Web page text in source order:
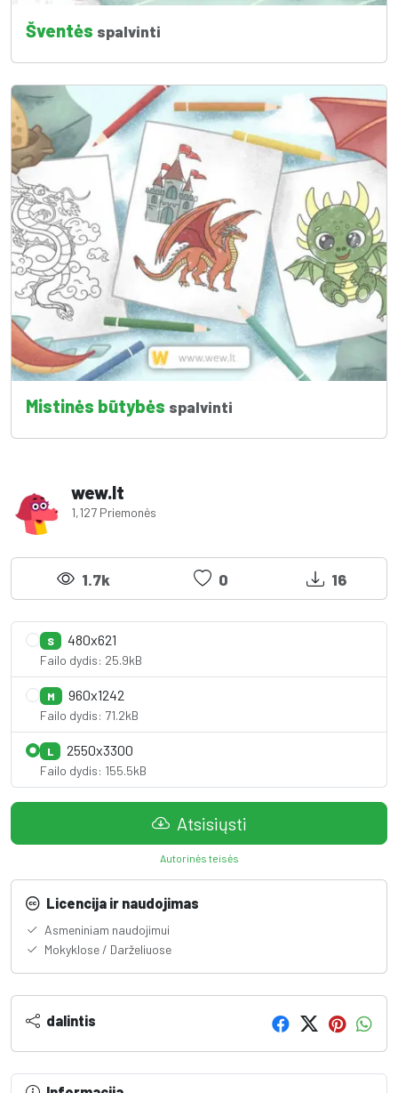
Šventės spalvinti
Mistinės būtybės spalvinti
wew.lt
1,127 Priemonės
1.7k 0 16
S 480x621
Failo dydis: 25.9kB
M 960x1242
Failo dydis: 71.2kB
L 2550x3300
Failo dydis: 155.5kB
Atsisiųsti
Autorinės teisės
Licencija ir naudojimas
Asmeniniam naudojimui
Mokyklose / Darželiuose
dalintis